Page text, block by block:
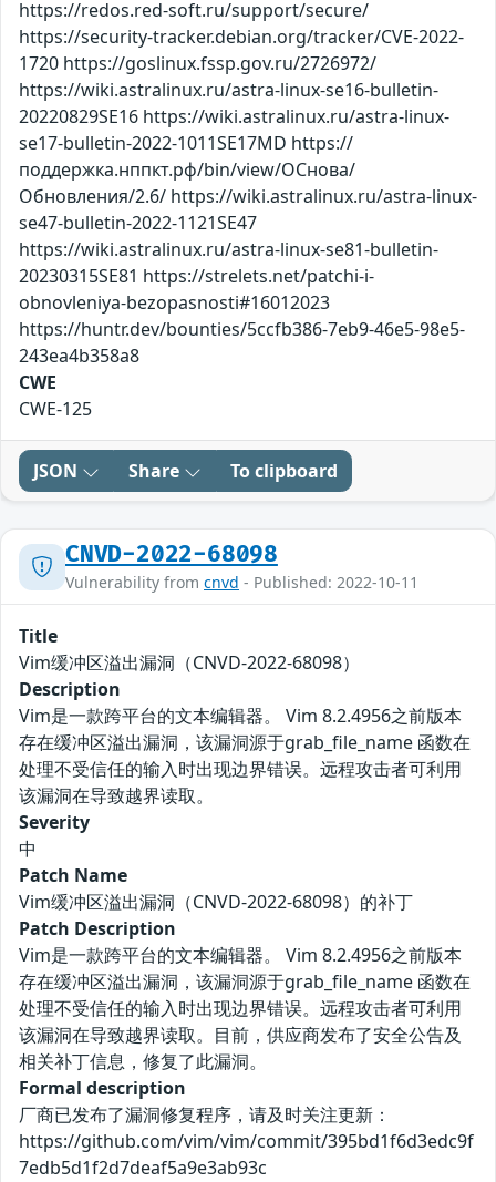
https://redos.red-soft.ru/support/secure/
https://security-tracker.debian.org/tracker/CVE-2022-
1720 https://goslinux.fssp.gov.ru/2726972/
https://wiki.astralinux.ru/astra-linux-se16-bulletin-
20220829SE16 https://wiki.astralinux.ru/astra-linux-
se17-bulletin-2022-1011SE17MD https://
поддержка.нппкт.рф/bin/view/ОСнова/
Обновления/2.6/ https://wiki.astralinux.ru/astra-linux-
se47-bulletin-2022-1121SE47
https://wiki.astralinux.ru/astra-linux-se81-bulletin-
20230315SE81 https://strelets.net/patchi-i-
obnovleniya-bezopasnosti#16012023
https://huntr.dev/bounties/5ccfb386-7eb9-46e5-98e5-
243ea4b358a8
CWE
CWE-125
JSON Share To clipboard
CNVD-2022-68098
Vulnerability from cnvd - Published: 2022-10-11
Title
Vim缓冲区溢出漏洞（CNVD-2022-68098）
Description
Vim是一款跨平台的文本编辑器。 Vim 8.2.4956之前版本
存在缓冲区溢出漏洞，该漏洞源于grab_file_name 函数在
处理不受信任的输入时出现边界错误。远程攻击者可利用
该漏洞在导致越界读取。
Severity
中
Patch Name
Vim缓冲区溢出漏洞（CNVD-2022-68098）的补丁
Patch Description
Vim是一款跨平台的文本编辑器。 Vim 8.2.4956之前版本
存在缓冲区溢出漏洞，该漏洞源于grab_file_name 函数在
处理不受信任的输入时出现边界错误。远程攻击者可利用
该漏洞在导致越界读取。目前，供应商发布了安全公告及
相关补丁信息，修复了此漏洞。
Formal description
厂商已发布了漏洞修复程序，请及时关注更新：
https://github.com/vim/vim/commit/395bd1f6d3edc9f
7edb5d1f2d7deaf5a9e3ab93c